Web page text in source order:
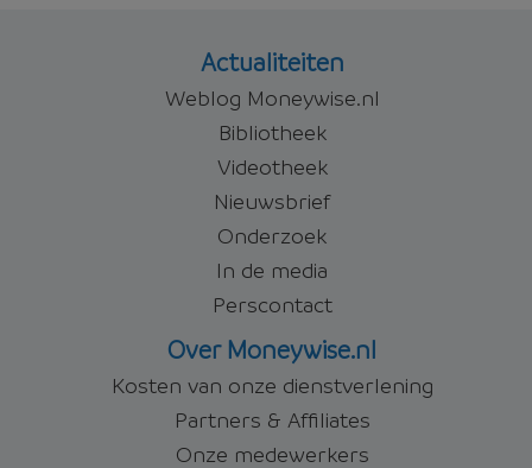
Actualiteiten
Weblog Moneywise.nl
Bibliotheek
Videotheek
Nieuwsbrief
Onderzoek
In de media
Perscontact
Over Moneywise.nl
Kosten van onze dienstverlening
Partners & Affiliates
Onze medewerkers